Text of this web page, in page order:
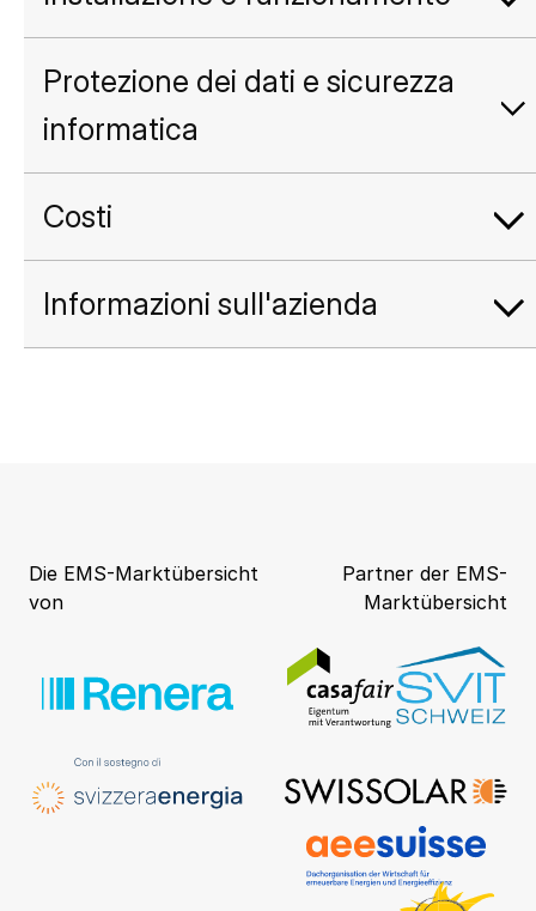
Protezione dei dati e sicurezza
informatica
Costi
Informazioni sull'azienda
Die EMS-Marktübersicht
von
Partner der EMS-
Marktübersicht